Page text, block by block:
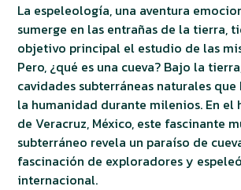
La espeleología, una aventura
sumerge en las entrañas de la tierra,
objetivo principal el estudio de las
Pero, ¿qué es una cueva? Bajo la
cavidades subterráneas naturales
la humanidad durante milenios. En el
de Veracruz, México, este fascinante
subterráneo revela un paraíso de
fascinación de exploradores y
internacional.